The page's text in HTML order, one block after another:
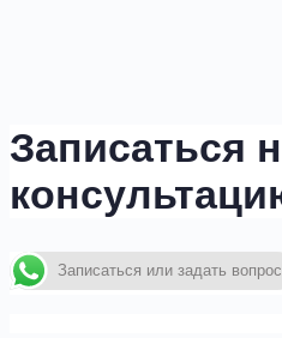
Записаться
Записаться или задать вопрос